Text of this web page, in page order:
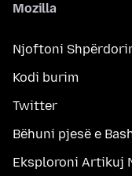
Mozilla
Njoftoni
Kodi burim
Twitter
Bëhuni pjesë e
Eksploroni Artikuj